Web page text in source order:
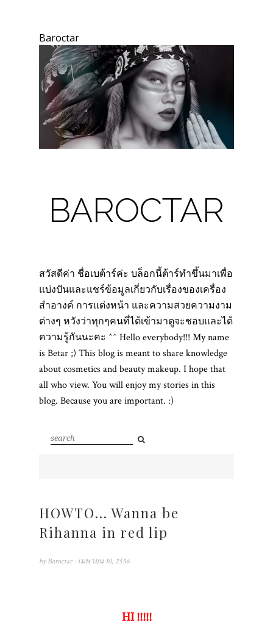
Baroctar
BAROCTAR
สวัสดีค่า ชื่อเบต้าร์ค่ะ บล็อกนี้ต้าร์ทำขึ้นมาเพื่อ
แบ่งปันและแชร์ข้อมูลเกี่ยวกับเรื่องของเครื่อง
สำอางค์ การแต่งหน้า และความสวยความงาม
ต่างๆ หวังว่าทุกๆคนที่ได้เข้ามาดูจะชอบและได้
ความรู้กันนะคะ ^^ Hello everybody!!! My name
is Betar ;) This blog is meant to share knowledge
about cosmetics and beauty makeup. I hope that
all who view. You will enjoy my stories in this
blog. Because you are important. :)
HOWTO... Wanna be
Rihanna in red lip
by Baroctar- เมษายน 10, 2556
HI !!!!!